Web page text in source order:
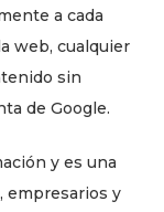
a cada
web, cualquier
sin
de Google.
y es una
empresarios y